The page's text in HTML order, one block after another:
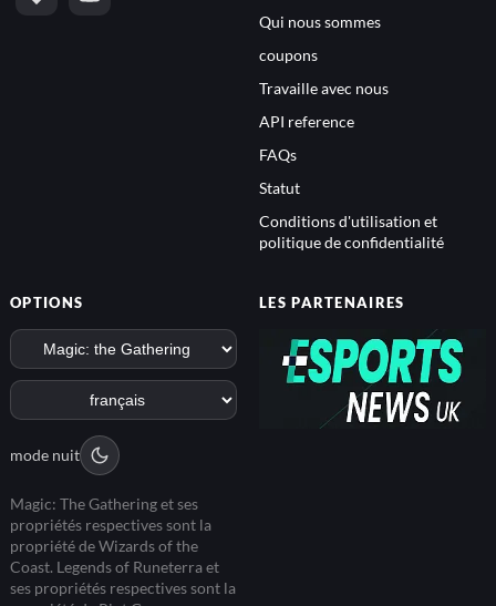
Qui nous sommes
coupons
Travaille avec nous
API reference
FAQs
Statut
Conditions d'utilisation et
politique de confidentialité
OPTIONS
mode nuit
Magic: The Gathering et ses
propriétés respectives sont la
propriété de Wizards of the
Coast. Legends of Runeterra et
ses propriétés respectives sont la
LES PARTENAIRES